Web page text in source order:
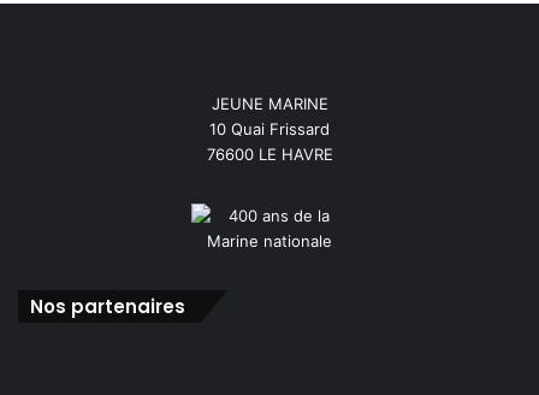
JEUNE MARINE
10 Quai Frissard
76600 LE HAVRE
Nos partenaires